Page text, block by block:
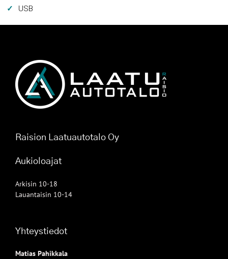
USB
Raision Laatuautotalo Oy
Aukioloajat
Arkisin 10-18
Lauantaisin 10-14
Yhteystiedot
Matias Pahikkala